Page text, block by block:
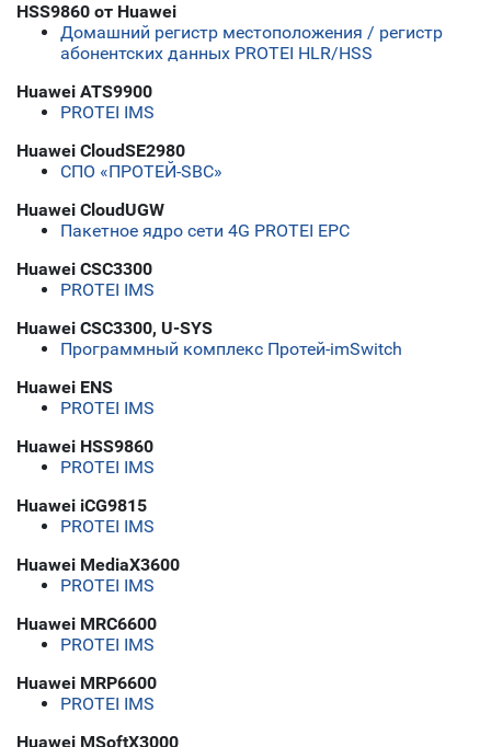
HSS9860 от Huawei
Домашний регистр местоположения / регистр
абонентских данных PROTEI HLR/HSS
Huawei ATS9900
PROTEI IMS
Huawei CloudSE2980
СПО «ПРОТЕЙ-SBC»
Huawei CloudUGW
Пакетное ядро сети 4G PROTEI EPC
Huawei CSC3300
PROTEI IMS
Huawei CSC3300, U-SYS
Программный комплекс Протей-imSwitch
Huawei ENS
PROTEI IMS
Huawei HSS9860
PROTEI IMS
Huawei iCG9815
PROTEI IMS
Huawei MediaX3600
PROTEI IMS
Huawei MRC6600
PROTEI IMS
Huawei MRP6600
PROTEI IMS
Huawei MSoftX3000